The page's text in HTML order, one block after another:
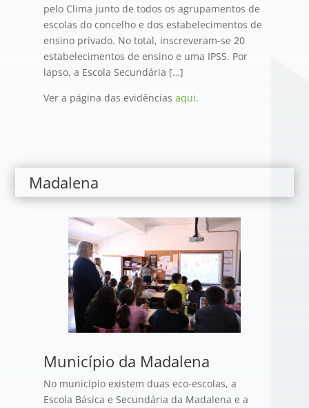
pelo Clima junto de todos os agrupamentos de
escolas do concelho e dos estabelecimentos de
ensino privado. No total, inscreveram-se 20
estabelecimentos de ensino e uma IPSS. Por
lapso, a Escola Secundária […]
Ver a página das evidências aqui.
Madalena
Município da Madalena
No município existem duas eco-escolas, a
Escola Básica e Secundária da Madalena e a